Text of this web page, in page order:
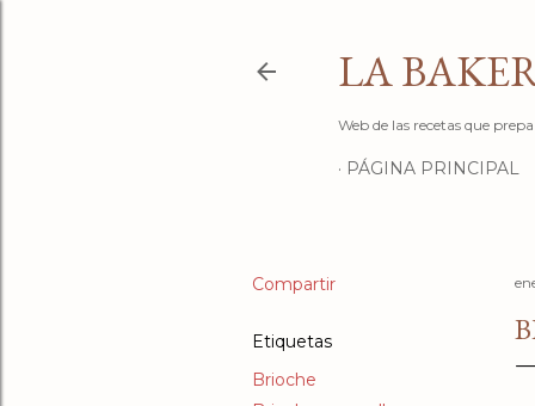
LA
Web de las recetas que
PÁGINA PRINCIPAL
Compartir
Etiquetas
Brioche